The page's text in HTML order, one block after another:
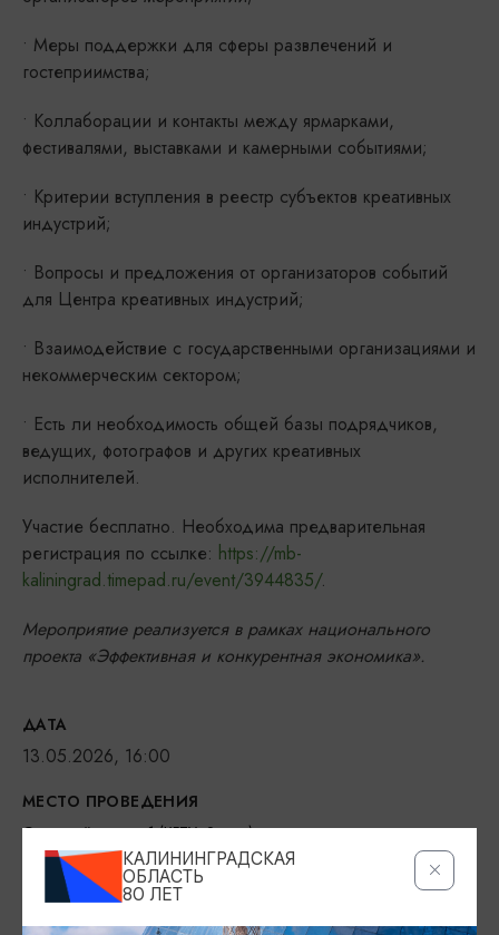
• Меры поддержки для сферы развлечений и
гостеприимства;
• Коллаборации и контакты между ярмарками,
фестивалями, выставками и камерными событиями;
• Критерии вступления в реестр субъектов креативных
индустрий;
• Вопросы и предложения от организаторов событий
для Центра креативных индустрий;
• Взаимодействие с государственными организациями и
некоммерческим сектором;
• Есть ли необходимость общей базы подрядчиков,
ведущих, фотографов и других креативных
исполнителей.
Участие бесплатно. Необходима предварительная
регистрация по ссылке: https://mb-
kaliningrad.timepad.ru/event/3944835/.
Мероприятие реализуется в рамках национального
проекта «Эффективная и конкурентная экономика».
ДАТА
13.05.2026, 16:00
МЕСТО ПРОВЕДЕНИЯ
Советский пр-т, д. 1 (КГТУ, 2 этаж),
Показать на карте
ВОЗРАСТНЫЕ ОГРАНИЧЕНИЯ
КАЛИНИНГРАДСКАЯ
ОБЛАСТЬ
80 ЛЕТ